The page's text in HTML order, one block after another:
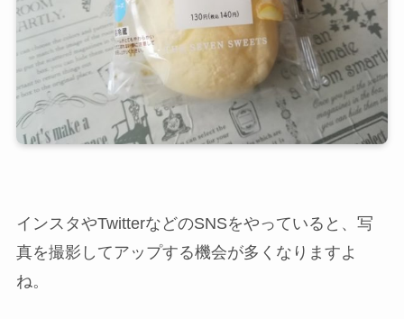
インスタやTwitterなどのSNSをやっていると、写
真を撮影してアップする機会が多くなりますよ
ね。